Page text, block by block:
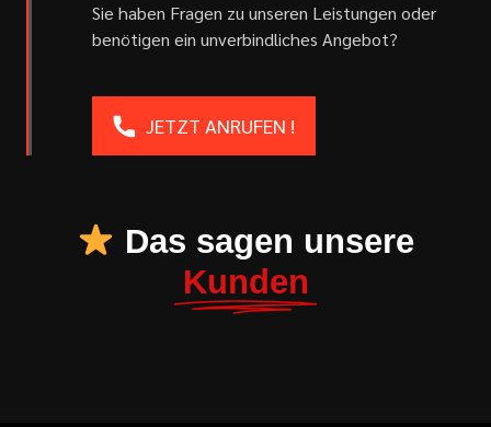
Sie haben Fragen zu unseren Leistungen oder
benötigen ein unverbindliches Angebot?
JETZT ANRUFEN !
Das sagen unsere
Kunden